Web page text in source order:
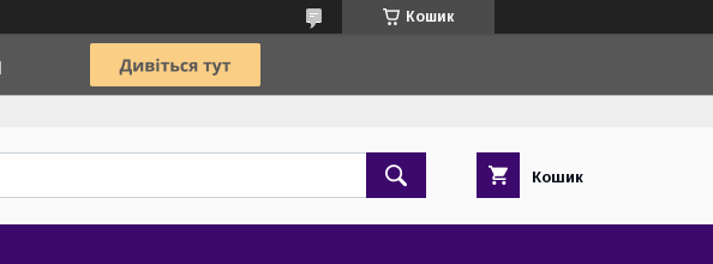
Кошик
Кошик